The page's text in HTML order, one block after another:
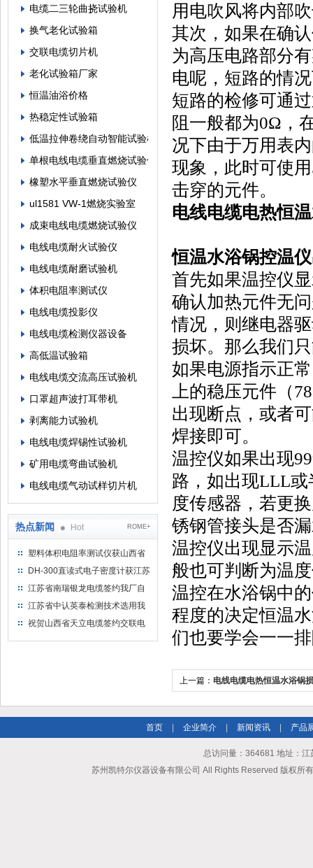
电缆二三轮曲挠试验机
换气老化试验箱
交联电缆切片机
老化试验箱厂家
恒温油浴价格
热稳定性试验箱
低温拉伸卷绕自动智能试验机
单根电线电缆垂直燃烧试验仪
橡塑水平垂直燃烧试验仪
ul1581 VW-1燃烧实验室
成束电线电缆燃烧试验仪
电线电缆耐火试验仪
电线电缆耐磨试验机
体积电阻率测试仪
电线电缆投影仪
电线电缆检测仪器设备
高低温试验箱
电线电缆交流高压试验机
口罩超声波打耳带机
剥离能力试验机
电线电缆焊锡性试验机
矿用电缆弯曲试验机
电线电缆气动试样切片机
热点新闻 Hot ROME+
塑料体积电阻率测试仪获山西省
水利机械厂选用
DH-300直读式电子密度计获江苏
省苏州市安信塑业选用
江苏省南瑞银龙电缆签约我厂自
然换气老化箱等电缆检测设备
江苏省中认英泰检测技术选用我
厂自然换气老化试验箱
祝贺山西省天立电缆签约交联电
用电吹风将内部
其次，如果在确
为高压电路部分
电呢，短路的情
短路的检修可通
阻一般都为0Ω，
况下由于万用表
现象，此时可使
击穿的元件。
电线电缆电热恒
恒温水浴锅控温
首先如果温控仪
确认加热元件无
情况，则继电器
损坏。那么我们
如果电源指示正
上的稳压元件（
出现断点，或者
焊接即可。
温控仪如果出现
路，如出现LLL
度传感器，若更
锈钢管接头是否
温控仪出现显示
般也可判断为温
温控在水浴锅中
程度的决定恒温
们也要学会一一
上一篇： 电线电缆电热恒温水浴锅
首页 企业简介 新闻资讯 产品
总访问量：364681 地址：
苏州凯特尔仪器设备有限公司 All Rights Reserved 版权所